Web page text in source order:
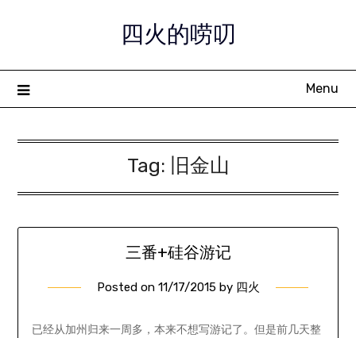
四火的唠叨
Menu
Tag: 旧金山
三番+硅谷游记
Posted on 11/17/2015by 四火
已经从加州归来一周多，本来不想写游记了。但是前几天整